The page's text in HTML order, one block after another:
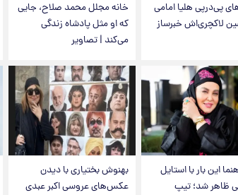
پی‌درپی هلیا امامی
لاکچری‌اش خبرساز
خانه مجلل محمد صلاح، جایی
که او مثل پادشاه زندگی
می‌کند | تصاویر
این بار با استایل
ظاهر شد؛ تیپ
بهنوش بختیاری با دیدن
عکس‌های عروسی اکبر عبدی